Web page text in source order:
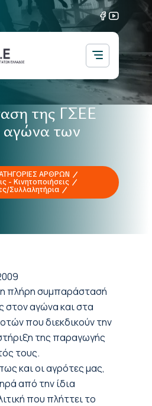
της ΓΣΕΕ
αγώνα των
ΑΡΘΡΩΝ
- Κινητοποιήσεις
Συλλαλητήρια
πλήρη συμπαράστασή
στον αγώνα και στα
που διεκδικούν την
της παραγωγής
τους.
και οι αγρότες μας,
από την ίδια
που πλήττει το